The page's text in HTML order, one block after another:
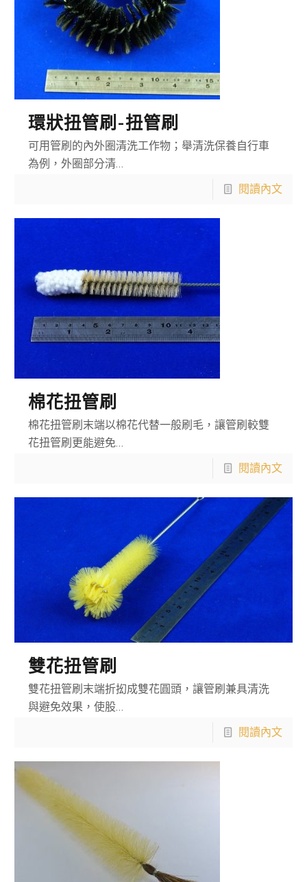
環狀扭管刷-扭管刷
可用管刷的內外圈清洗工作物；舉清洗保養自行車
為例，外圈部分清…
閱讀內文
棉花扭管刷
棉花扭管刷末端以棉花代替一般刷毛，讓管刷較雙
花扭管刷更能避免…
閱讀內文
雙花扭管刷
雙花扭管刷末端折抝成雙花圓頭，讓管刷兼具清洗
與避免效果，使股…
閱讀內文